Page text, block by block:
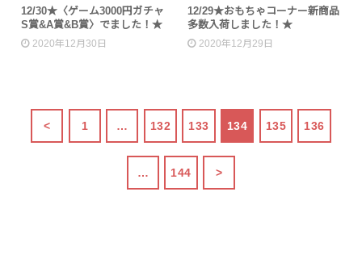
未分類
12/30★〈ゲーム3000円ガチャ
S賞&A賞&B賞〉でました！★
2020年12月30日
未分類
12/29★おもちゃコーナー新商品
多数入荷しました！★
2020年12月29日
< 1 … 132 133 134 135 136
… 144 >